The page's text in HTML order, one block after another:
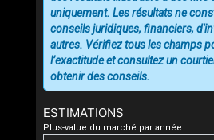
ESTIMATIONS
Plus-value du marché par année
uniquement. Les résultats ne
conseils juridiques, financiers,
autres. Vérifiez tous les champs
l’exactitude et consultez un
obtenir des conseils.